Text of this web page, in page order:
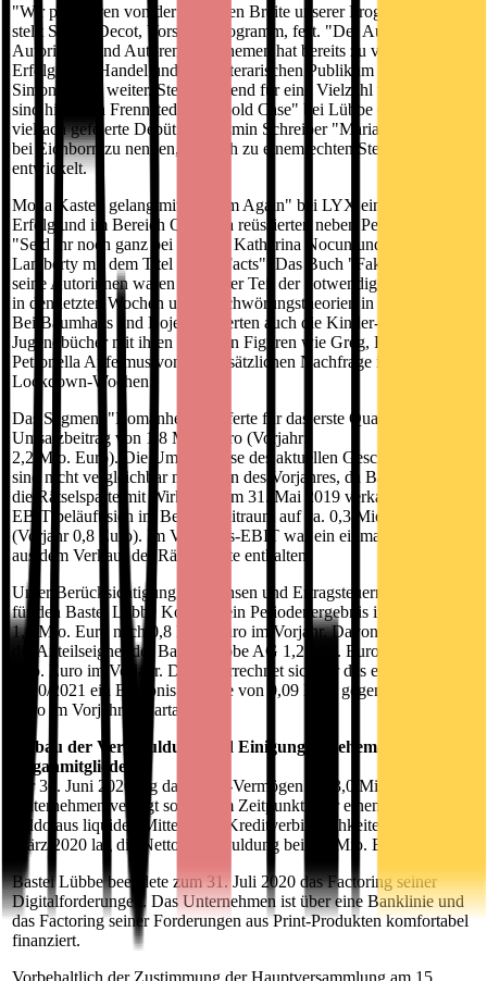
"Wir profitieren von der gesamten Breite unserer Programme",
stellt Simon Decot, Vorstand Programm, fest. "Der Aufbau neuer
Autorinnen und Autoren und Themen hat bereits zu viel beachteten
Erfolgen im Handel und beim literarischen Publikum geführt", so
Simon Decot weiter. Stellvertretend für eine Vielzahl weiterer Titel
sind hier Tina Frennstedt mit "Cold Case" bei Lübbe oder das
vielfach gefeierte Debüt von Jasmin Schreiber "Marianengraben",
bei Eichborn zu nennen, das sich zu einem echten Steady-Seller
entwickelt.
Mona Kasten gelang mit "Dream Again" bei LYX ein großer
Erfolg und im Bereich Quadriga reüssierten neben Peter Hahne,
"Seid ihr noch ganz bei Trost!", Katharina Nocun und Pia
Lamberty mit dem Titel "Fake Facts". Das Buch "Fake Facts" und
seine Autorinnen waren wichtiger Teil der notwendigen Diskussion
in den letzten Wochen um Verschwörungstheorien in Krisenzeiten.
Bei Baumhaus und Boje profitierten auch die Kinder- und
Jugendbücher mit ihren beliebten Figuren wie Greg, Rupert und
Petronella Apfelmus von der zusätzlichen Nachfrage in den
Lockdown-Wochen.
Das Segment "Romanhefte" lieferte für das erste Quartal einen
Umsatzbeitrag von 1,8 Mio. Euro (Vorjahr:
2,2 Mio. Euro). Die Umsatzerlöse des aktuellen Geschäftsjahres
sind nicht vergleichbar mit denen des Vorjahres, da Bastei Lübbe
die Rätselsparte mit Wirkung zum 31. Mai 2019 verkauft hat. Das
EBIT beläuft sich im Berichtszeitraum auf ca. 0,3 Mio. Euro
(Vorjahr 0,8 Euro). Im Vorjahres-EBIT war ein einmaliger Erlös
aus dem Verkauf der Rätselsparte enthalten.
Unter Berücksichtigung von Zinsen und Ertragsteuern ergibt sich
für den Bastei Lübbe Konzern ein Periodenergebnis in Höhe von
1,6 Mio. Euro nach 0,8 Mio. Euro im Vorjahr. Davon entfallen auf
die Anteilseigner der Bastei Lübbe AG 1,2 Mio. Euro nach 0,7
Mio. Euro im Vorjahr. Daraus errechnet sich für das erste Quartal
2020/2021 ein Ergebnis je Aktie von 0,09 Euro gegenüber 0,06
Euro im Vorjahresquartal.
Abbau der Verschuldung und Einigung mit ehemaligen
Organmitgliedern
Per 30. Juni 2020 lag das Netto-Vermögen bei 3,0 Mio. Euro. Das
Unternehmen verfügt somit zum Zeitpunkt über einen positiven
Saldo aus liquiden Mitteln und Kreditverbindlichkeiten. Zum 31.
März 2020 lag die Netto-Verschuldung bei 0,6 Mio. Euro.
Bastei Lübbe beendete zum 31. Juli 2020 das Factoring seiner
Digitalforderungen. Das Unternehmen ist über eine Banklinie und
das Factoring seiner Forderungen aus Print-Produkten komfortabel
finanziert.
Vorbehaltlich der Zustimmung der Hauptversammlung am 15.